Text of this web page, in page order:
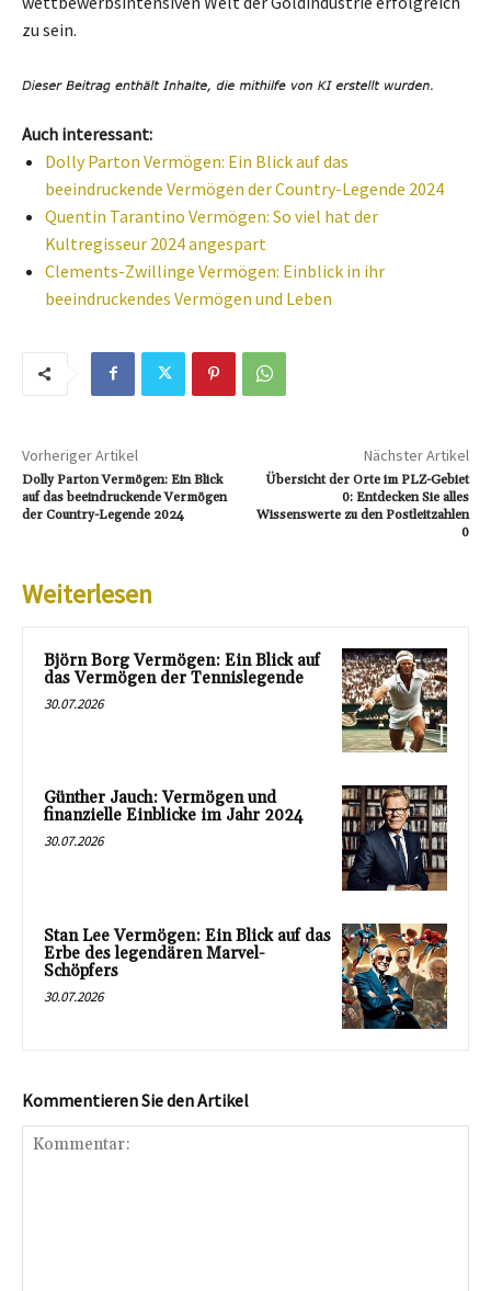
zu sein.
Auch interessant:
Dolly Parton Vermögen: Ein Blick auf das
beeindruckende Vermögen der Country-Legende 2024
Quentin Tarantino Vermögen: So viel hat der
Kultregisseur 2024 angespart
Clements-Zwillinge Vermögen: Einblick in ihr
beeindruckendes Vermögen und Leben
Vorheriger Artikel
Dolly Parton Vermögen: Ein Blick
auf das beeindruckende Vermögen
der Country-Legende 2024
Nächster Artikel
Übersicht der Orte im PLZ-Gebiet
0: Entdecken Sie alles
Wissenswerte zu den Postleitzahlen
0
Weiterlesen
Björn Borg Vermögen: Ein Blick auf
das Vermögen der Tennislegende
30.07.2026
Günther Jauch: Vermögen und
finanzielle Einblicke im Jahr 2024
30.07.2026
Stan Lee Vermögen: Ein Blick auf das
Erbe des legendären Marvel-
Schöpfers
30.07.2026
Kommentieren Sie den Artikel